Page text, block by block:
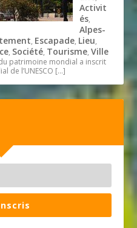
Activit
és,
Alpes-
, Escapade, Lieu,
, Société, Tourisme,Ville
patrimoine mondial a inscrit
de l’UNESCO […]